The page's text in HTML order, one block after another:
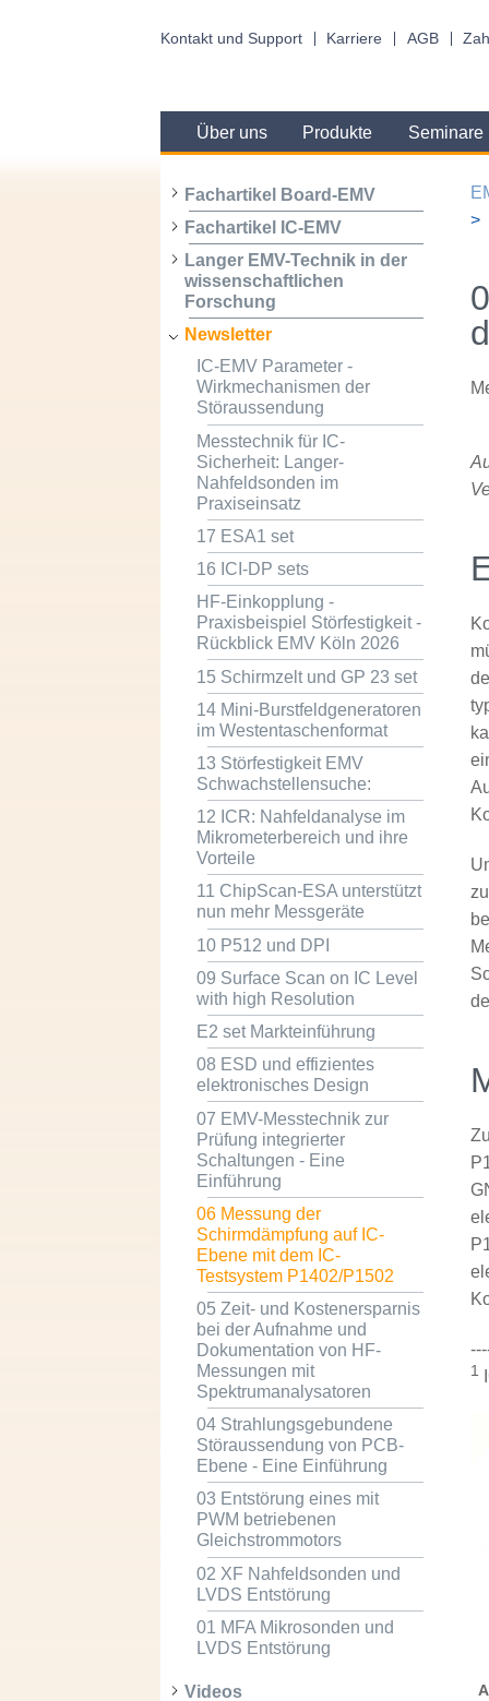
Kontakt und Support Karriere AGB
Über uns Produkte Seminare
Fachartikel Board-EMV
Fachartikel IC-EMV
Langer EMV-Technik in der
wissenschaftlichen
Forschung
Newsletter
IC-EMV Parameter -
Wirkmechanismen der
Störaussendung
Messtechnik für IC-
Sicherheit: Langer-
Nahfeldsonden im
Praxiseinsatz
17 ESA1 set
16 ICI-DP sets
HF-Einkopplung -
Praxisbeispiel Störfestigkeit -
Rückblick EMV Köln 2026
15 Schirmzelt und GP 23 set
14 Mini-Burstfeldgeneratoren
im Westentaschenformat
13 Störfestigkeit EMV
Schwachstellensuche:
12 ICR: Nahfeldanalyse im
Mikrometerbereich und ihre
Vorteile
11 ChipScan-ESA unterstützt
nun mehr Messgeräte
10 P512 und DPI
09 Surface Scan on IC Level
with high Resolution
E2 set Markteinführung
08 ESD und effizientes
elektronisches Design
07 EMV-Messtechnik zur
Prüfung integrierter
Schaltungen - Eine
Einführung
06 Messung der
Schirmdämpfung auf IC-
Ebene mit dem IC-
Testsystem P1402/P1502
05 Zeit- und Kostenersparnis
bei der Aufnahme und
Dokumentation von HF-
Messungen mit
Spektrumanalysatoren
04 Strahlungsgebundene
Störaussendung von PCB-
Ebene - Eine Einführung
03 Entstörung eines mit
PWM betriebenen
Gleichstrommotors
02 XF Nahfeldsonden und
LVDS Entstörung
01 MFA Mikrosonden und
LVDS Entstörung
Videos
1